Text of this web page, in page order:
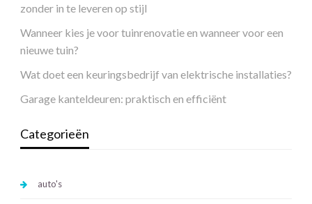
zonder in te leveren op stijl
Wanneer kies je voor tuinrenovatie en wanneer voor een
nieuwe tuin?
Wat doet een keuringsbedrijf van elektrische installaties?
Garage kanteldeuren: praktisch en efficiënt
Categorieën
auto's